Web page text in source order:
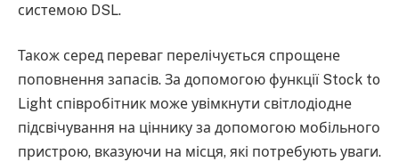
системою DSL.
Також серед переваг перелічується спрощене
поповнення запасів. За допомогою функції Stock to
Light співробітник може увімкнути світлодіодне
підсвічування на ціннику за допомогою мобільного
пристрою, вказуючи на місця, які потребують уваги.